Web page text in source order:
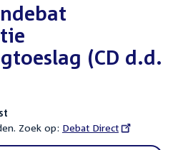
(CD d.d.
Zoek op: External
link:
Debat Direct